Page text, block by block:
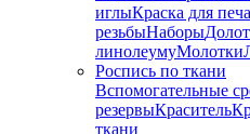
иглыКраска для
резьбыНаборы
линолеумуМолотки
Роспись по ткани
Вспомогательные
резервыКраситель
ткани